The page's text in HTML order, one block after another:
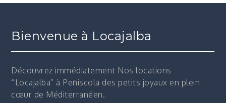
Bienvenue à Locajalba
Découvrez immédiatement Nos locations
“Locajalba” à Peñiscola des petits joyaux en plein
cœur de Méditerranéen.